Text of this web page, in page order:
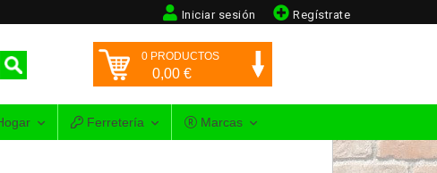
Regístrate
Iniciar sesión
0 PRODUCTOS
0,00 €
Ferretería Marcas